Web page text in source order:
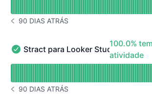
HISTÓRICO DE AVISOS 90 DIAS ATRÁS
90 DIAS ATRÁS
Stract para Looker Studio -
Stract para Looker Studio
100% -
100.0%
atividade
90 DIAS ATRÁS